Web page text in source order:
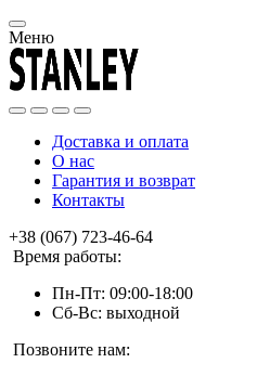
Меню
Доставка и оплата
О нас
Гарантия и возврат
Контакты
+38 (067) 723-46-64
Время работы:
Пн-Пт: 09:00-18:00
Сб-Вс: выходной
Позвоните нам: